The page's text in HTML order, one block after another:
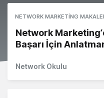
NETWORK MARKETING
Network
Başarı İçin
Network Okulu